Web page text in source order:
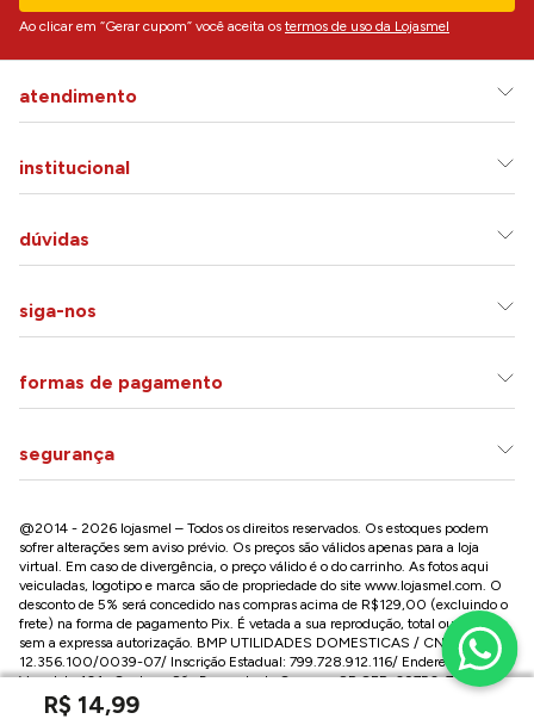
R$ 14,99
Ao clicar em “Gerar cupom” você aceita os termos de uso da Lojasmel
atendimento
institucional
dúvidas
siga-nos
formas de pagamento
segurança
@2014 - 2026 lojasmel – Todos os direitos reservados. Os estoques podem
sofrer alterações sem aviso prévio. Os preços são válidos apenas para a loja
virtual. Em caso de divergência, o preço válido é o do carrinho. As fotos aqui
veiculadas, logotipo e marca são de propriedade do site www.lojasmel.com. O
desconto de 5% será concedido nas compras acima de R$129,00 (excluindo o
frete) na forma de pagamento Pix. É vetada a sua reprodução, total ou parcial,
sem a expressa autorização. BMP UTILIDADES DOMESTICAS / CNPJ:
12.356.100/0039-07/ Inscrição Estadual: 799.728.912.116/ Endereço: R José
Versolato,101 , Centro – São Bernardo do Campo - SP CEP: 09750-730
Conheça nossa loja na Paulista / SP: